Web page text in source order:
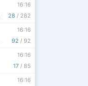
28 / 282
16:16
92 / 92
16:16
17/ 85
16:16
16:16